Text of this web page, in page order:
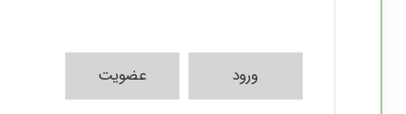
ورود عضویت